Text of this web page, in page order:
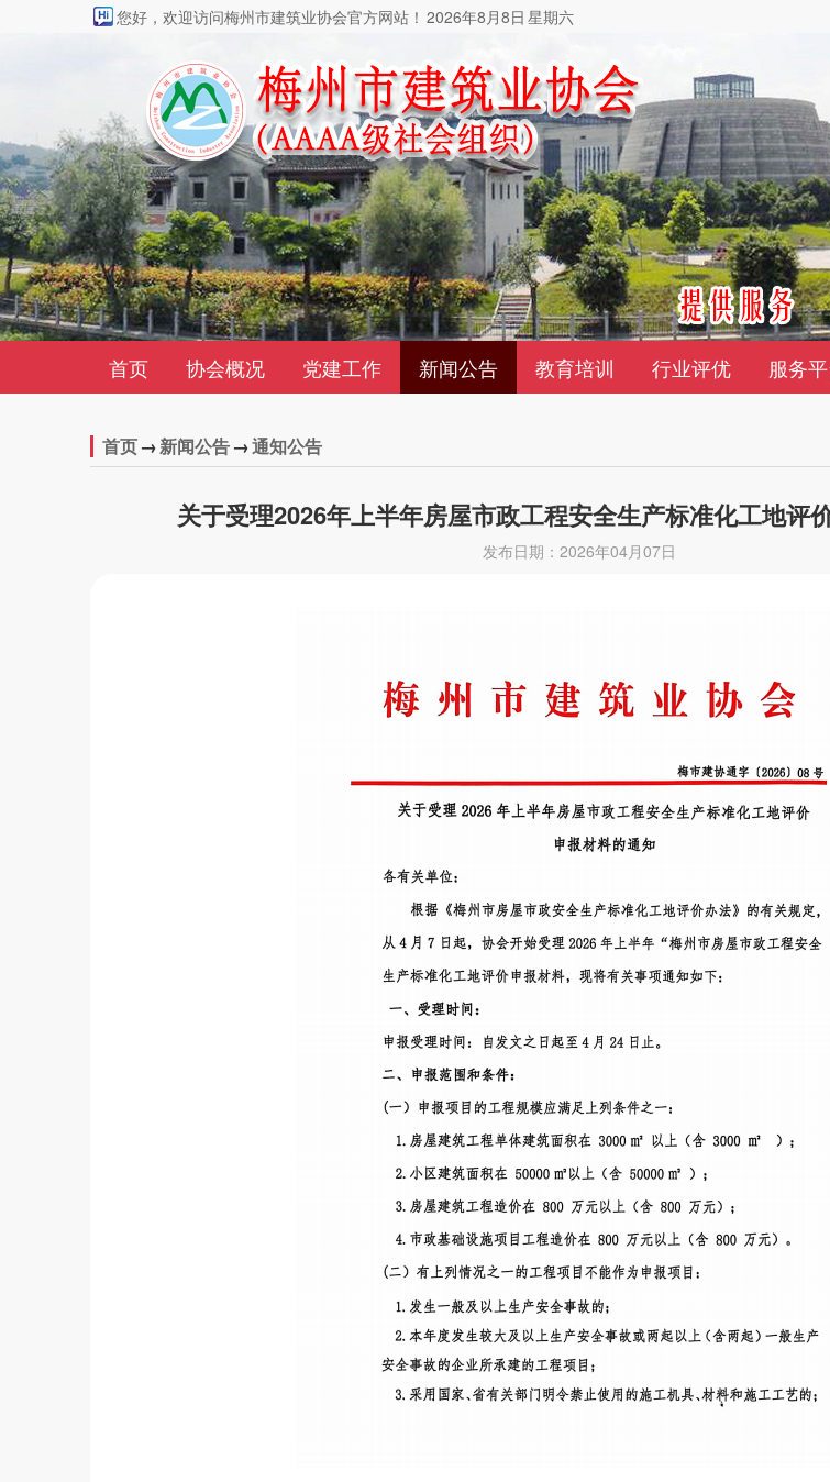
您好，欢迎访问梅州市建筑业协会官方网站！ 2026年8月8日 星期六
首页 协会概况 党建工作 新闻公告 教育培训 行业评优 服务
首页→新闻公告→通知公告
关于受理2026年上半年房屋市政工程安全生产标准化工地评
发布日期：2026年04月07日